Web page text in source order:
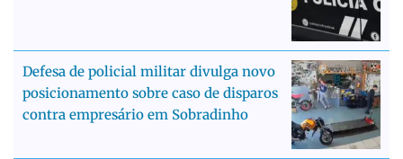
Defesa de policial militar divulga novo
posicionamento sobre caso de disparos
contra empresário em Sobradinho